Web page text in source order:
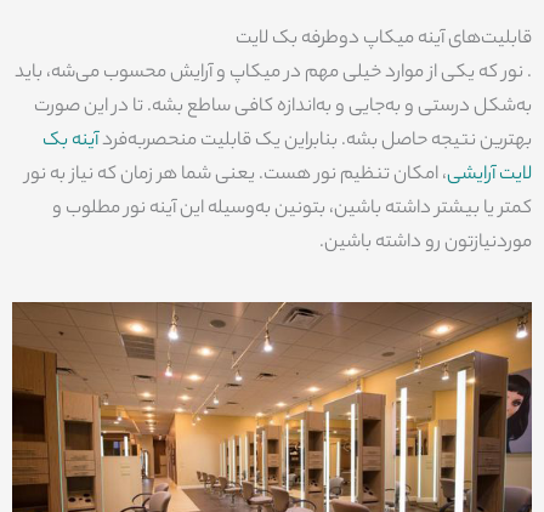
قابلیت‌های آینه میکاپ دوطرفه بک لایت
. نور که یکی از موارد خیلی مهم در میکاپ و آرایش محسوب می‌شه، باید
به‌شکل درستی و به‌جایی و به‌اندازه کافی ساطع بشه. تا در این صورت
بهترین نتیجه حاصل بشه. بنابراین یک قابلیت منحصربه‌فردآینه بک
لایت آرایشی، امکان تنظیم نور هست. یعنی شما هر زمان که نیاز به نور
کمتر یا بیشتر داشته باشین، بتونین به‌وسیله این آینه نور مطلوب و
موردنیازتون رو داشته باشین.